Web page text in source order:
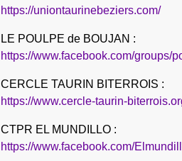
https://uniontaurinebeziers.com/
LE POULPE de BOUJAN :
https://www.facebook.com/groups/
CERCLE TAURIN BITERROIS :
https://www.cercle-taurin-
CTPR EL MUNDILLO :
https://www.facebook.com/